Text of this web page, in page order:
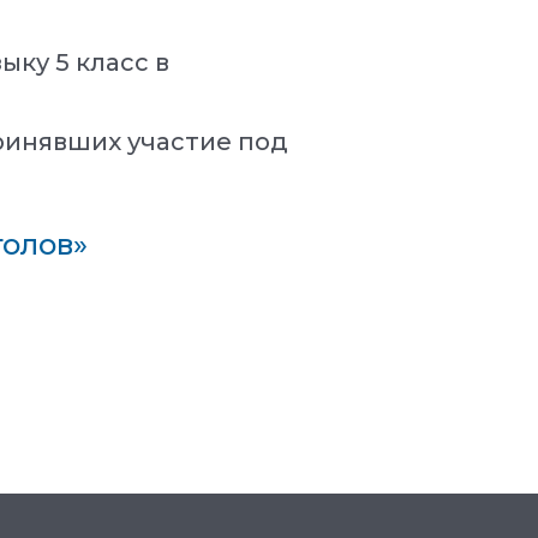
5 класс в
участие под